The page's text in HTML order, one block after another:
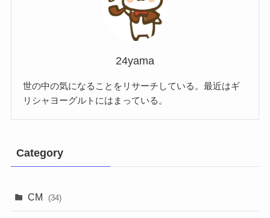
24yama
世の中の気になることをリサーチしている。最近はギ
リシャヨーグルトにはまっている。
Category
CM (34)